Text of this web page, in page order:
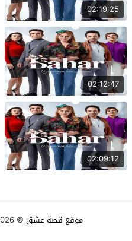
02:19:25
02:12:47
02:09:12
موقع قصة عشق © 2026 جميع الحقوق محفوظة.